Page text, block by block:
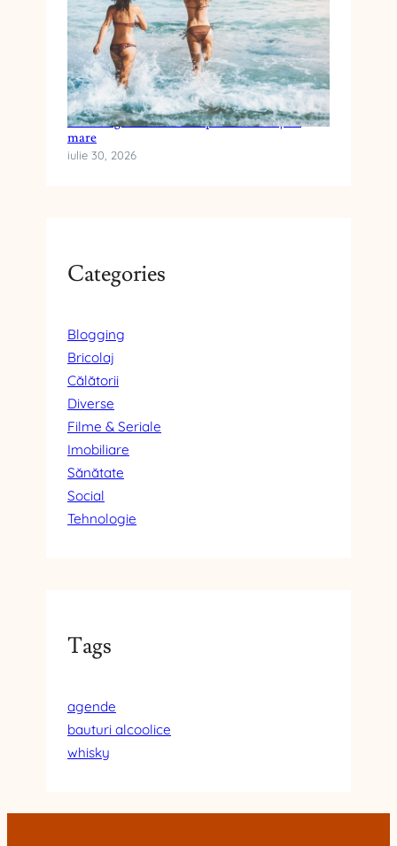
Cum alegi crema cu SPF pentru vacanța la
mare
iulie 30, 2026
Categories
Blogging
Bricolaj
Călătorii
Diverse
Filme & Seriale
Imobiliare
Sănătate
Social
Tehnologie
Tags
agende
bauturi alcoolice
whisky